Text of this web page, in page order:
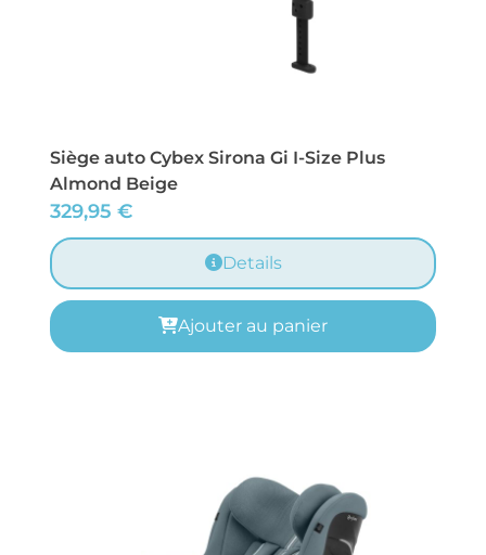
Siège auto Cybex Sirona Gi I-Size Plus
Almond Beige
329,95 €
Details
Ajouter au panier